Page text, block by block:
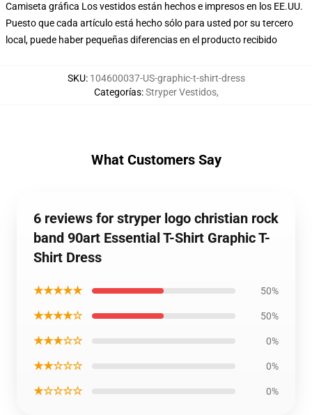
Camiseta gráfica Los vestidos están hechos e impresos en los EE.UU.
Puesto que cada artículo está hecho sólo para usted por su tercero
local, puede haber pequeñas diferencias en el producto recibido
SKU: 104600037-US-graphic-t-shirt-dress
Categorías:Stryper Vestidos,
What Customers Say
6 reviews for stryper logo christian rock
band 90art Essential T-Shirt Graphic T-
Shirt Dress
★★★★★ 50%
★★★★☆ 50%
★★★☆☆ 0%
★★☆☆☆ 0%
★☆☆☆☆ 0%